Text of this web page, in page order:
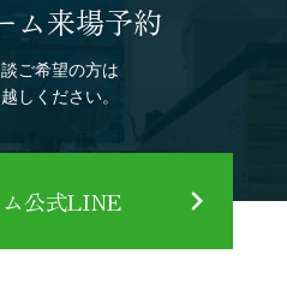
ム来場予約
ご希望の方は
しください。
公式LINE